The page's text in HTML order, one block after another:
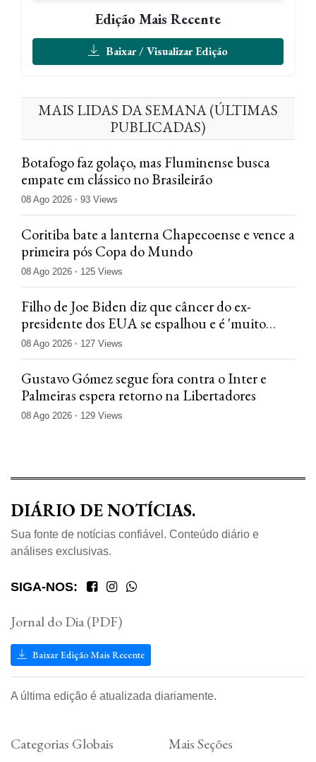
Edição Mais Recente
Baixar / Visualizar Edição
MAIS LIDAS DA SEMANA (ÚLTIMAS
PUBLICADAS)
Botafogo faz golaço, mas Fluminense busca
empate em clássico no Brasileirão
08 Ago 2026 93 Views
Coritiba bate a lanterna Chapecoense e vence a
primeira pós Copa do Mundo
08 Ago 2026 125 Views
Filho de Joe Biden diz que câncer do ex-
presidente dos EUA se espalhou e é 'muito
doloroso'
08 Ago 2026 127 Views
Gustavo Gómez segue fora contra o Inter e
Palmeiras espera retorno na Libertadores
08 Ago 2026 129 Views
DIÁRIO DE NOTÍCIAS.
Sua fonte de notícias confiável. Conteúdo diário e
análises exclusivas.
SIGA-NOS:
Jornal do Dia (PDF)
Baixar Edição Mais Recente
A última edição é atualizada diariamente.
Categorias Globais Mais Seções